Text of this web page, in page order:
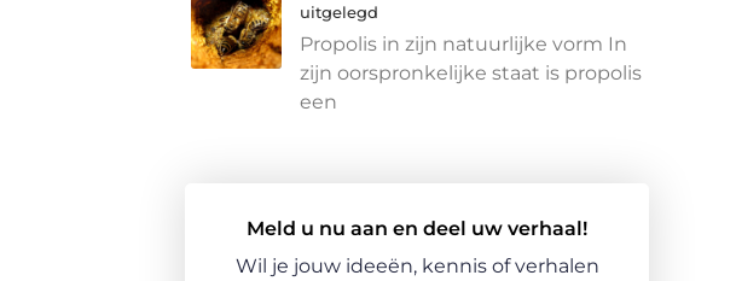
uitgelegd
Propolis in zijn natuurlijke vorm In
zijn oorspronkelijke staat is propolis
een
Meld u nu aan en deel uw verhaal!
Wil je jouw ideeën, kennis of verhalen